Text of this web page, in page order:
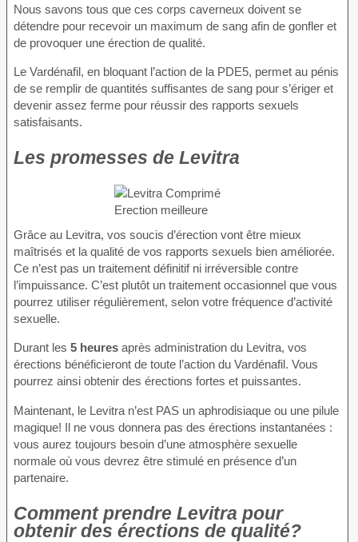
Nous savons tous que ces corps caverneux doivent se
détendre pour recevoir un maximum de sang afin de gonfler et
de provoquer une érection de qualité.
Le Vardénafil, en bloquant l’action de la PDE5, permet au pénis
de se remplir de quantités suffisantes de sang pour s’ériger et
devenir assez ferme pour réussir des rapports sexuels
satisfaisants.
Les promesses de Levitra
Grâce au Levitra, vos soucis d’érection vont être mieux
maîtrisés et la qualité de vos rapports sexuels bien améliorée.
Ce n’est pas un traitement définitif ni irréversible contre
l’impuissance. C’est plutôt un traitement occasionnel que vous
pourrez utiliser régulièrement, selon votre fréquence d’activité
sexuelle.
Durant les 5 heures après administration du Levitra, vos
érections bénéficieront de toute l’action du Vardénafil. Vous
pourrez ainsi obtenir des érections fortes et puissantes.
Maintenant, le Levitra n’est PAS un aphrodisiaque ou une pilule
magique! Il ne vous donnera pas des érections instantanées :
vous aurez toujours besoin d’une atmosphère sexuelle
normale où vous devrez être stimulé en présence d’un
partenaire.
Comment prendre Levitra pour
obtenir des érections de qualité?